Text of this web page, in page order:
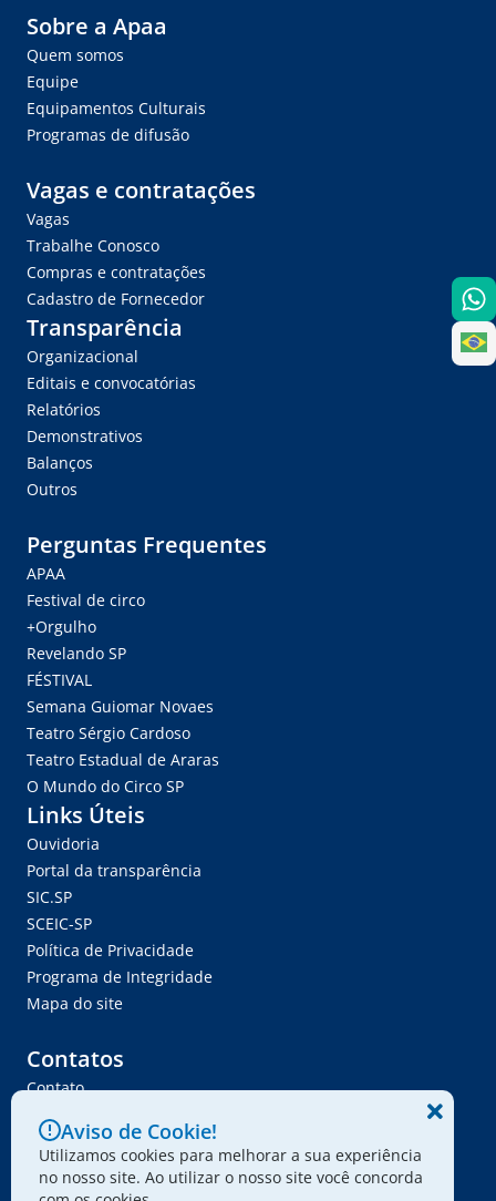
Sobre a Apaa
Quem somos
Equipe
Equipamentos Culturais
Programas de difusão
Vagas e contratações
Vagas
Trabalhe Conosco
Compras e contratações
Cadastro de Fornecedor
Transparência
Organizacional
Editais e convocatórias
Relatórios
Demonstrativos
Balanços
Outros
Perguntas Frequentes
APAA
Festival de circo
+Orgulho
Revelando SP
FÉSTIVAL
Semana Guiomar Novaes
Teatro Sérgio Cardoso
Teatro Estadual de Araras
O Mundo do Circo SP
Links Úteis
Ouvidoria
Portal da transparência
SIC.SP
SCEIC-SP
Política de Privacidade
Programa de Integridade
Mapa do site
Contatos
Contato
Ser Fornecedor
Envie seu projeto
Aviso de Cookie!
Utilizamos cookies para melhorar a sua experiência
no nosso site. Ao utilizar o nosso site você concorda